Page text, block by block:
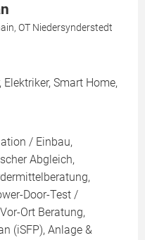
OT Niedersynderstedt
Smart Home,
/ Einbau,
Abgleich,
Door-Test /
Ort Beratung,
(iSFP), Anlage &